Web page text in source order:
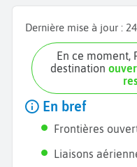
Dernière mise à jour :
En ce moment, Pointe-à-Pitre est une
destination
En bref
Frontières
Liaisons